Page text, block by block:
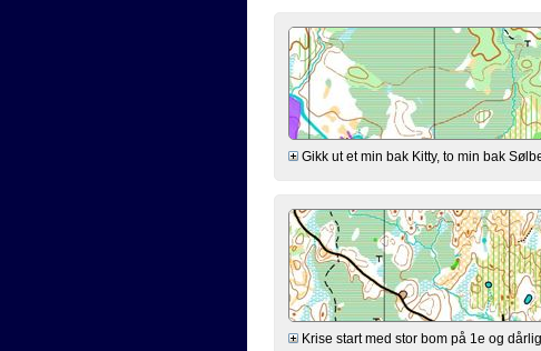
Gikk ut et min bak Kitty, to min bak
Krise start med stor bom på 1e og